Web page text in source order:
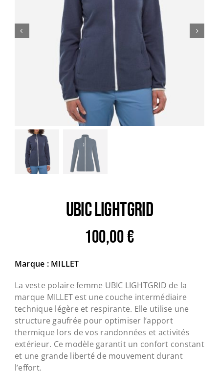
Escalade / Alpinisme
Bons Plans
UBIC LIGHTGRID
100,00€
Marque : MILLET
La veste polaire femme UBIC LIGHTGRID de la
marque MILLET est une couche intermédiaire
technique légère et respirante. Elle utilise une
structure gaufrée pour optimiser l’apport
thermique lors de vos randonnées et activités
extérieur. Ce modèle garantit un confort constant
et une grande liberté de mouvement durant
l’effort.